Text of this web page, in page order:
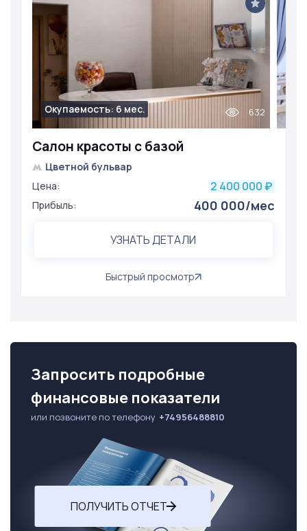
Салон красоты с базой
Окупаемость: 6 мес. 632
Цветной бульвар
Цена:
2 400 000 ₽
Прибыль: 400 000/мес
УЗНАТЬ ДЕТАЛИ
Быстрый просмотр
Запросить подробные
финансовые показатели
или позвоните по телефону +74956488810
ПОЛУЧИТЬ ОТЧЕТ